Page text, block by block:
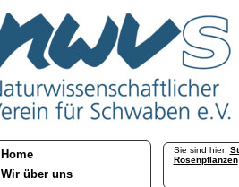
Home
Wir über uns
Sie sind hier:
Rosenpflanzen